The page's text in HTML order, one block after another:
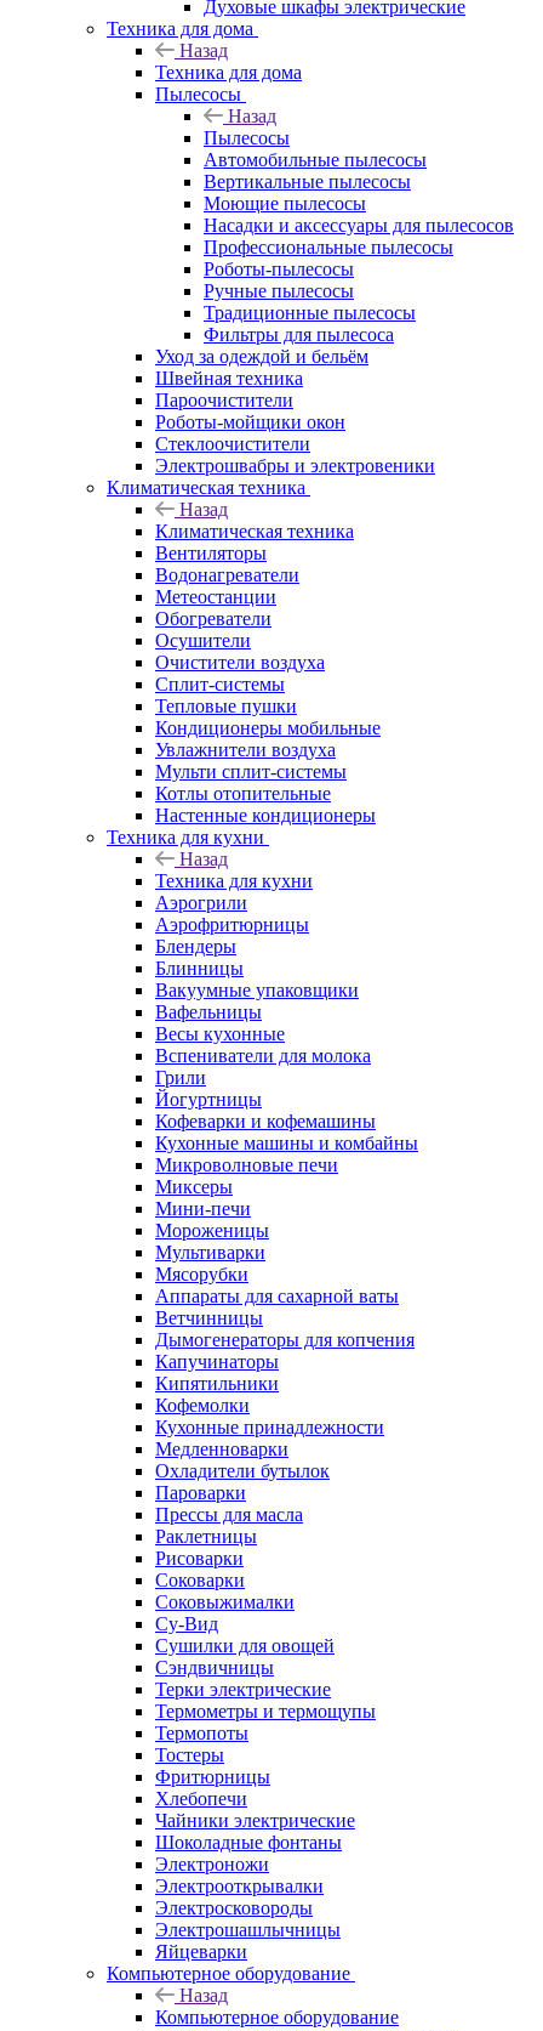
Духовые шкафы электрические
Техника для дома
Назад
Техника для дома
Пылесосы
Назад
Пылесосы
Автомобильные пылесосы
Вертикальные пылесосы
Моющие пылесосы
Насадки и аксессуары для пылесосов
Профессиональные пылесосы
Роботы-пылесосы
Ручные пылесосы
Традиционные пылесосы
Фильтры для пылесоса
Уход за одеждой и бельём
Швейная техника
Пароочистители
Роботы-мойщики окон
Стеклоочистители
Электрошвабры и электровеники
Климатическая техника
Назад
Климатическая техника
Вентиляторы
Водонагреватели
Метеостанции
Обогреватели
Осушители
Очистители воздуха
Сплит-системы
Тепловые пушки
Кондиционеры мобильные
Увлажнители воздуха
Мульти сплит-системы
Котлы отопительные
Настенные кондиционеры
Техника для кухни
Назад
Техника для кухни
Аэрогрили
Аэрофритюрницы
Блендеры
Блинницы
Вакуумные упаковщики
Вафельницы
Весы кухонные
Вспениватели для молока
Грили
Йогуртницы
Кофеварки и кофемашины
Кухонные машины и комбайны
Микроволновые печи
Миксеры
Мини-печи
Мороженицы
Мультиварки
Мясорубки
Аппараты для сахарной ваты
Ветчинницы
Дымогенераторы для копчения
Капучинаторы
Кипятильники
Кофемолки
Кухонные принадлежности
Медленноварки
Охладители бутылок
Пароварки
Прессы для масла
Раклетницы
Рисоварки
Соковарки
Соковыжималки
Су-Вид
Сушилки для овощей
Сэндвичницы
Терки электрические
Термометры и термощупы
Термопоты
Тостеры
Фритюрницы
Хлебопечи
Чайники электрические
Шоколадные фонтаны
Электроножи
Электрооткрывалки
Электросковороды
Электрошашлычницы
Яйцеварки
Компьютерное оборудование
Назад
Компьютерное оборудование